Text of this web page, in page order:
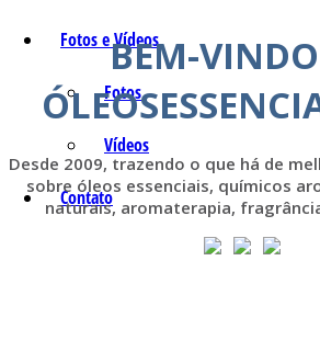
Fotos e Vídeos
Fotos
Vídeos
Contato
BEM-
Desde 2009, trazendo o que há de
sobre óleos essenciais, químicos
naturais, aromaterapia,